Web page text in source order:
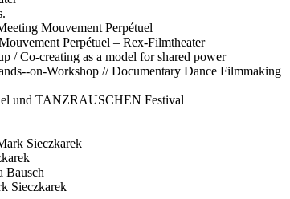
Mouvement Perpétuel
Perpétuel – Rex-Filmtheater
/ Co-creating as a model for shared power
on-Workshop // Documentary Dance Filmmaking
und TANZRAUSCHEN Festival
Sieczkarek
Bausch
Sieczkarek